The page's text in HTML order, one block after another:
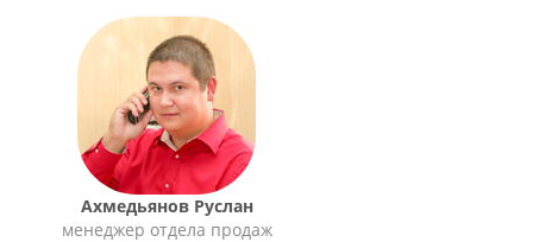
Ахмедьянов Руслан
менеджер отдела продаж